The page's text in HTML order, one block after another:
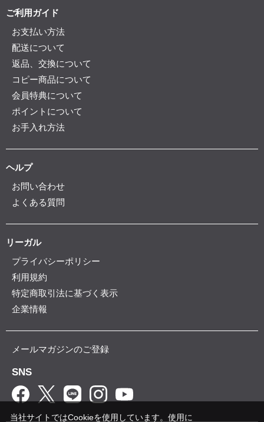
ご利用ガイド
お支払い方法
配送について
返品、交換について
コピー商品について
会員特典について
ポイントについて
お手入れ方法
ヘルプ
お問い合わせ
よくある質問
リーガル
プライバシーポリシー
利用規約
特定商取引法に基づく表示
企業情報
メールマガジンのご登録
SNS
当社サイトではCookieを使用しています。使用に